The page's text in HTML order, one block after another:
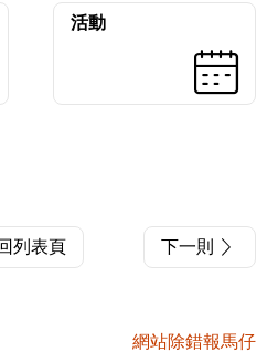
活動
列表頁 下一則
網站除錯報馬仔